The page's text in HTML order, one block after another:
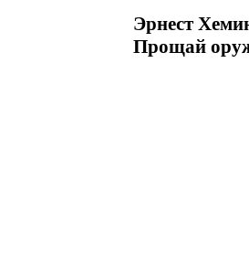
Эрнест
Прощай